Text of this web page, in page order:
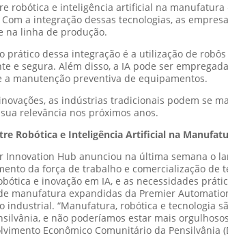
robótica e inteligência artificial na
a integração dessas tecnologias, as
na linha de produção.
prático dessa integração é a utilização de
e segura. Além disso, a IA pode ser
a manutenção preventiva de equipamentos.
as indústrias tradicionais podem se
relevância nos próximos anos.
Robótica e Inteligência Artificial na
Innovation Hub anunciou na última semana o
da força de trabalho e comercialização
e inovação em IA, e as necessidades
manufatura expandidas da Premier
industrial. “Manufatura, robótica e tecnologia
e não poderíamos estar mais
Econômico Comunitário da Pensilvânia